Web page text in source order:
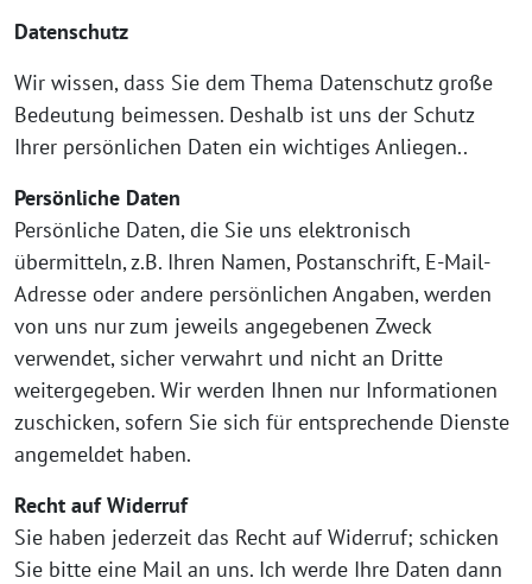
Datenschutz
Wir wissen, dass Sie dem Thema Datenschutz große
Bedeutung beimessen. Deshalb ist uns der Schutz
Ihrer persönlichen Daten ein wichtiges Anliegen..
Persönliche Daten
Persönliche Daten, die Sie uns elektronisch
übermitteln, z.B. Ihren Namen, Postanschrift, E-Mail-
Adresse oder andere persönlichen Angaben, werden
von uns nur zum jeweils angegebenen Zweck
verwendet, sicher verwahrt und nicht an Dritte
weitergegeben. Wir werden Ihnen nur Informationen
zuschicken, sofern Sie sich für entsprechende Dienste
angemeldet haben.
Recht auf Widerruf
Sie haben jederzeit das Recht auf Widerruf; schicken
Sie bitte eine Mail an uns. Ich werde Ihre Daten dann